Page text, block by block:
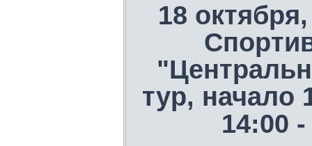
18
тур, начало
14:00